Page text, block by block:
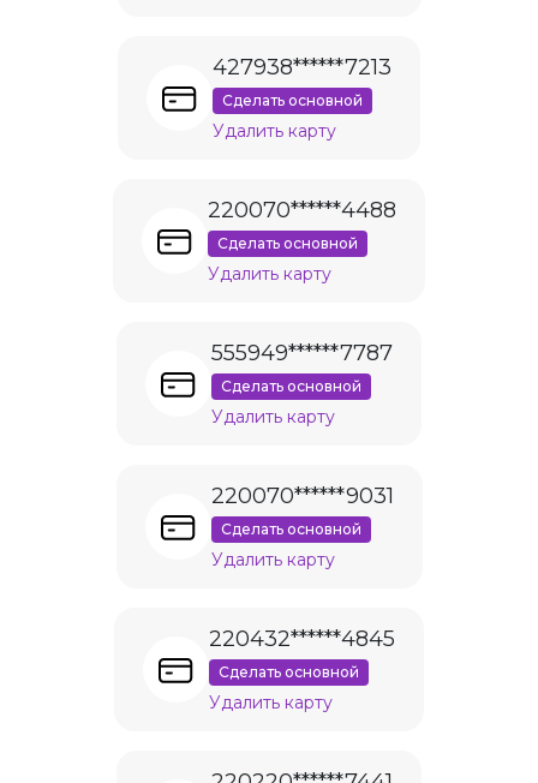
427938******7213
Сделать основной
Удалить карту
220070******4488
Сделать основной
Удалить карту
555949******7787
Сделать основной
Удалить карту
220070******9031
Сделать основной
Удалить карту
220432******4845
Сделать основной
Удалить карту